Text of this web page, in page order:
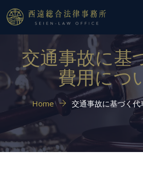
交通事故に基
費用につ
Home 交通事故に基づく代